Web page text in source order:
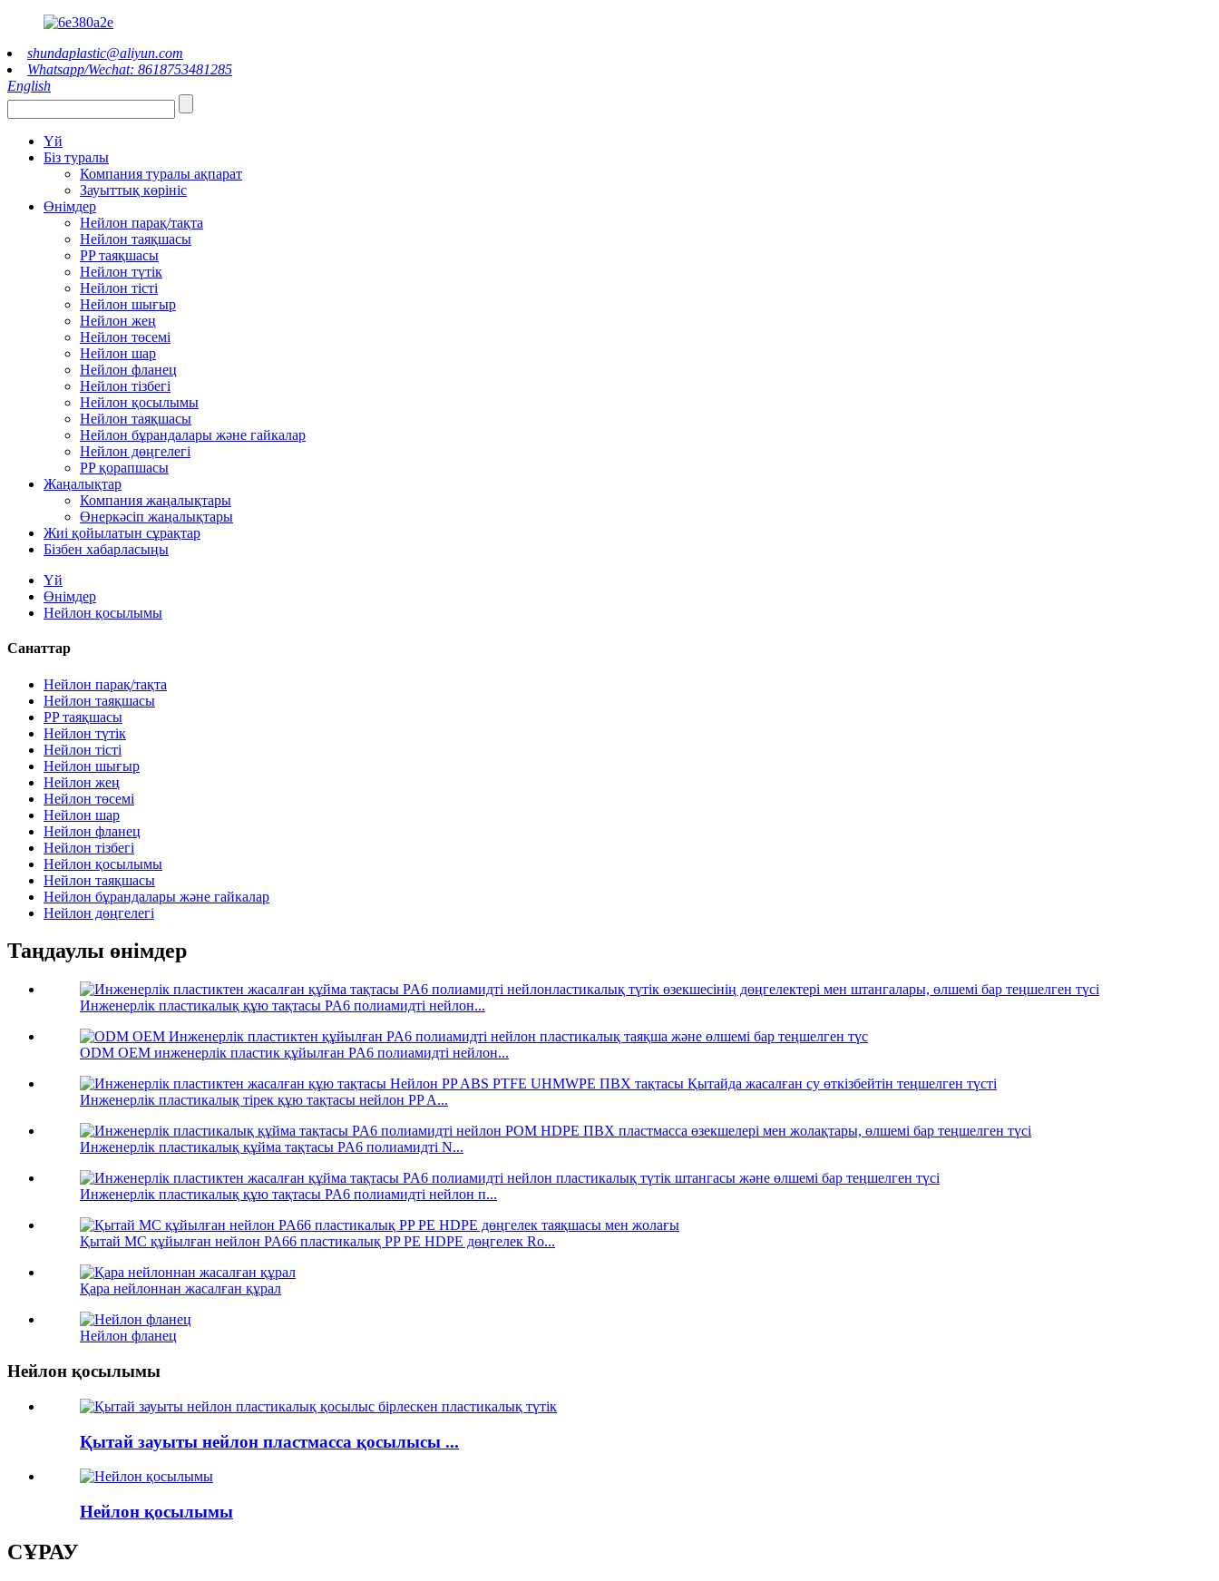
shundaplastic@aliyun.com
Whatsapp/Wechat: 8618753481285
English
Үй
Біз туралы
Компания туралы ақпарат
Зауыттық көрініс
Өнімдер
Нейлон парақ/тақта
Нейлон таяқшасы
PP таяқшасы
Нейлон түтік
Нейлон тісті
Нейлон шығыр
Нейлон жең
Нейлон төсемі
Нейлон шар
Нейлон фланец
Нейлон тізбегі
Нейлон қосылымы
Нейлон таяқшасы
Нейлон бұрандалары және гайкалар
Нейлон дөңгелегі
PP қорапшасы
Жаңалықтар
Компания жаңалықтары
Өнеркәсіп жаңалықтары
Жиі қойылатын сұрақтар
Бізбен хабарласыңы
Үй
Өнімдер
Нейлон қосылымы
Санаттар
Нейлон парақ/тақта
Нейлон таяқшасы
PP таяқшасы
Нейлон түтік
Нейлон тісті
Нейлон шығыр
Нейлон жең
Нейлон төсемі
Нейлон шар
Нейлон фланец
Нейлон тізбегі
Нейлон қосылымы
Нейлон таяқшасы
Нейлон бұрандалары және гайкалар
Нейлон дөңгелегі
Таңдаулы өнімдер
Инженерлік пластикалық құю тақтасы PA6 полиамидті нейлон...
ODM OEM инженерлік пластик құйылған PA6 полиамидті нейлон...
Инженерлік пластикалық тірек құю тақтасы нейлон PP A...
Инженерлік пластикалық құйма тақтасы PA6 полиамидті N...
Инженерлік пластикалық құю тақтасы PA6 полиамидті нейлон п...
Қытай MC құйылған нейлон PA66 пластикалық PP PE HDPE дөңгелек Ro...
Қара нейлоннан жасалған құрал
Нейлон фланец
Нейлон қосылымы
Қытай зауыты нейлон пластмасса қосылысы ...
Нейлон қосылымы
СҰРАУ